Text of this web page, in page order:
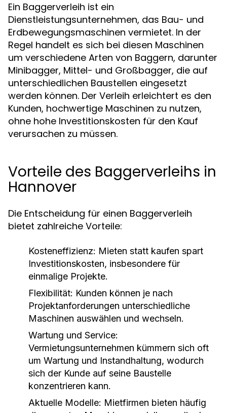
Ein Baggerverleih ist ein
Dienstleistungsunternehmen, das Bau- und
Erdbewegungsmaschinen vermietet. In der
Regel handelt es sich bei diesen Maschinen
um verschiedene Arten von Baggern, darunter
Minibagger, Mittel- und Großbagger, die auf
unterschiedlichen Baustellen eingesetzt
werden können. Der Verleih erleichtert es den
Kunden, hochwertige Maschinen zu nutzen,
ohne hohe Investitionskosten für den Kauf
verursachen zu müssen.
Vorteile des Baggerverleihs in
Hannover
Die Entscheidung für einen Baggerverleih
bietet zahlreiche Vorteile:
Kosteneffizienz: Mieten statt kaufen spart
Investitionskosten, insbesondere für
einmalige Projekte.
Flexibilität: Kunden können je nach
Projektanforderungen unterschiedliche
Maschinen auswählen und wechseln.
Wartung und Service:
Vermietungsunternehmen kümmern sich oft
um Wartung und Instandhaltung, wodurch
sich der Kunde auf seine Baustelle
konzentrieren kann.
Aktuelle Modelle: Mietfirmen bieten häufig